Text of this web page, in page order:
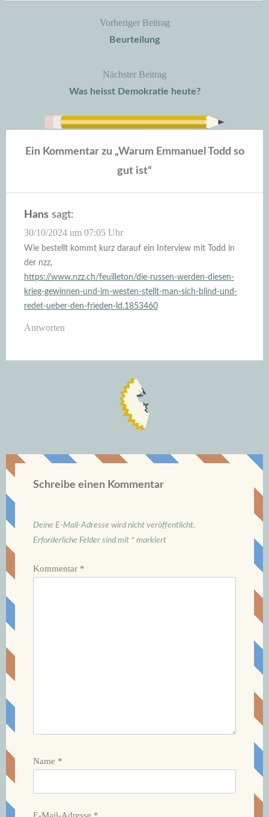
BeitragsnavigationVorheriger Beitrag
Beurteilung
Nächster Beitrag
Was heisst Demokratie heute?
Ein Kommentar zu „Warum Emmanuel Todd so
gut ist“
Hans sagt:
30/10/2024 um 07:05 Uhr
Wie bestellt kommt kurz darauf ein Interview mit Todd in
der nzz,
https://www.nzz.ch/feuilleton/die-russen-werden-diesen-
krieg-gewinnen-und-im-westen-stellt-man-sich-blind-und-
redet-ueber-den-frieden-ld.1853460
Antworten
Schreibe einen Kommentar
Deine E-Mail-Adresse wird nicht veröffentlicht.
Erforderliche Felder sind mit * markiert
Kommentar *
Name *
E-Mail-Adresse *